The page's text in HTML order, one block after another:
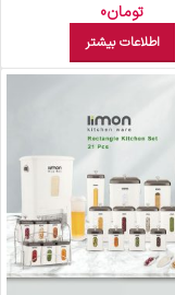
تومان0
اطلاعات بیشتر